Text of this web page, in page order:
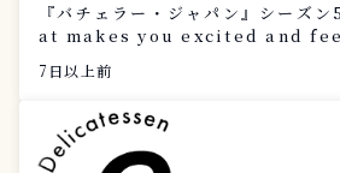
『バチェラー・ジャパン』シーズ
at makes you excited and feel
国語対応可能
7日以上前